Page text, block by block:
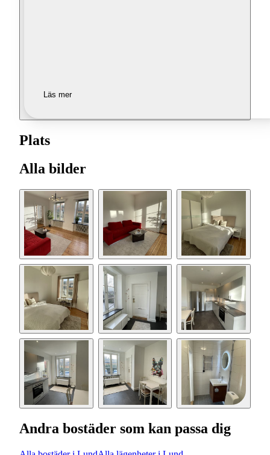
Läs mer
Plats
Alla bilder
Andra bostäder som kan passa dig